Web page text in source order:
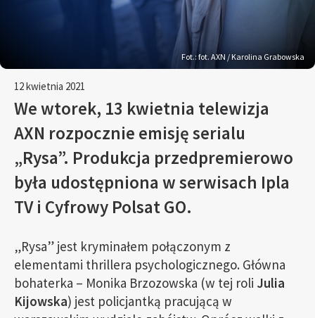
Fot.: fot. AXN / Karolina Grabowska
12 kwietnia 2021
We wtorek, 13 kwietnia telewizja
AXN rozpocznie emisję serialu
„Rysa”. Produkcja przedpremierowo
była udostępniona w serwisach Ipla
TV i Cyfrowy Polsat GO.
„Rysa” jest kryminałem połączonym z
elementami thrillera psychologicznego. Główna
bohaterka – Monika Brzozowska (w tej roli Julia
Kijowska) jest policjantką pracującą w